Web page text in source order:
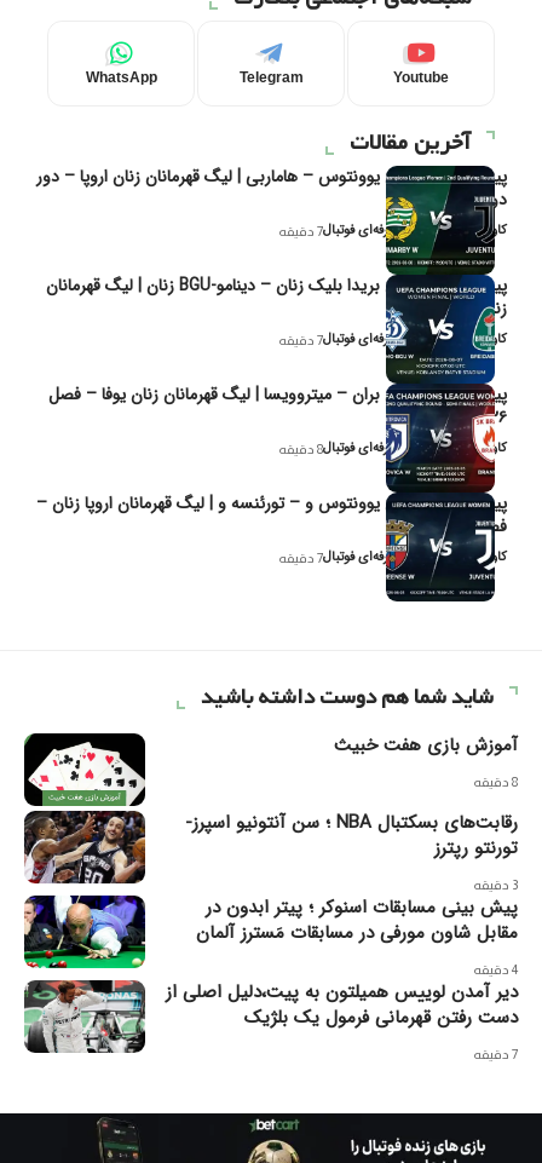
Youtube
Telegram
WhatsApp
آخرین مقالات
پیش‌بینی و تحلیل یوونتوس – هاماربی | لیگ قهرمانان زنان اروپا – دور
دوم مرحله
کاوه نیک‌فر، تحلیل‌گر حرفه‌ای فوتبال7 دقیقه
پیش‌بینی و تحلیل بریدا بلیک زنان – دینامو-BGU زنان | لیگ قهرمانان
زنان یوفا
کاوه نیک‌فر، تحلیل‌گر حرفه‌ای فوتبال7 دقیقه
پیش‌بینی و تحلیل بران – میتروویسا | لیگ قهرمانان زنان یوفا – فصل
۲۰۲۶
کاوه نیک‌فر، تحلیل‌گر حرفه‌ای فوتبال8 دقیقه
پیش‌بینی و تحلیل یوونتوس و – تورئنسه و | لیگ قهرمانان اروپا زنان –
فصل ۲۰۲۶
کاوه نیک‌فر، تحلیل‌گر حرفه‌ای فوتبال7 دقیقه
شاید شما هم دوست داشته باشید
آموزش بازی هفت خبیث
8 دقیقه
رقابت‌های بسکتبال NBA ؛ سن آنتونیو اسپرز-
تورنتو رپترز
3 دقیقه
پیش بینی مسابقات اسنوکر ؛ پیتر ابدون در
مقابل شاون مورفی در مسابقات مَسترز آلمان
4 دقیقه
دیر آمدن لوییس همیلتون به پیت،دلیل اصلی از
دست رفتن قهرمانی فرمول یک بلژیک
7 دقیقه